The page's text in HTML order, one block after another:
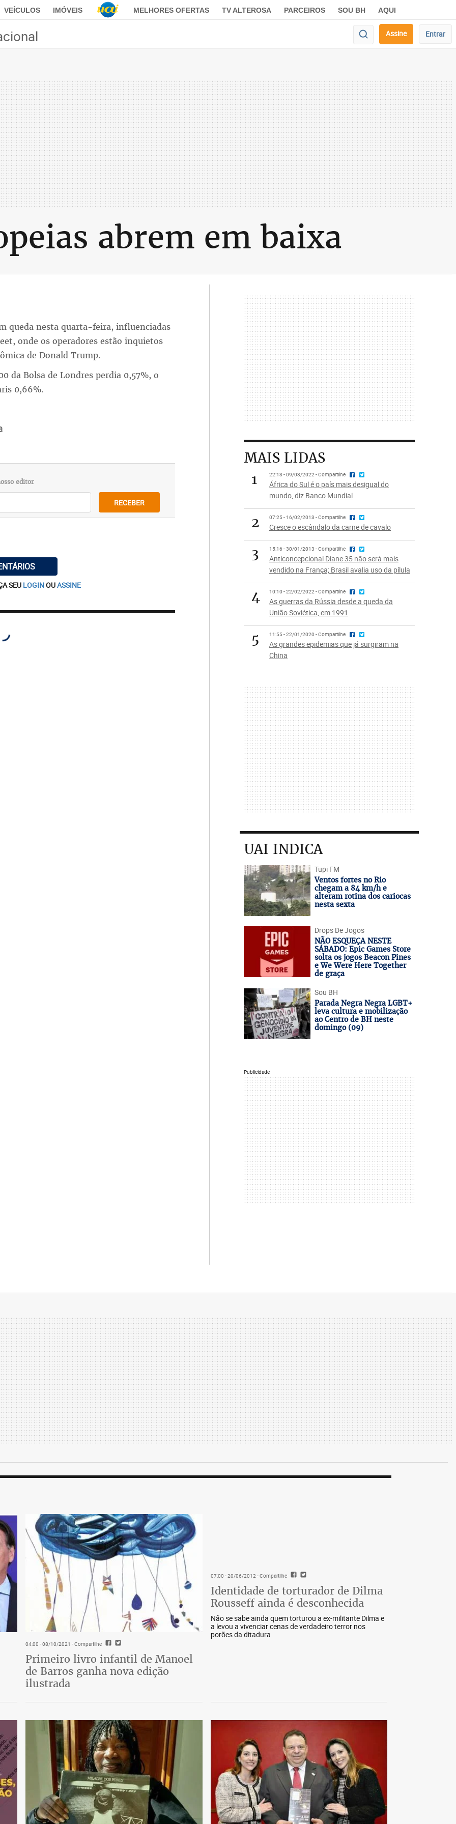
VEÍCULOS IMÓVEIS MELHORES OFERTAS TV ALTEROSA PARCEIROS SOU BH AQUI
Assine Entrar
abrem em baixa
queda nesta quarta-feira, influenciadas
onde os operadores estão inquietos
de Donald Trump.
da Bolsa de Londres perdia 0,57%, o
0,66%.
editor
RECEBER
SEU LOGINOUASSINE
MAIS LIDAS
1
22:13 - 09/03/2022 - Compartilhe
África do Sul é o país mais desigual do
mundo, diz Banco Mundial
2 07:25 - 16/02/2013 - Compartilhe
Cresce o escândalo da carne de cavalo
3 15:16 - 30/01/2013 - Compartilhe
Anticoncepcional Diane 35 não será mais
vendido na França; Brasil avalia uso da pílula
4 10:10 - 22/02/2022 - Compartilhe
As guerras da Rússia desde a queda da
União Soviética, em 1991
5 11:55 - 22/01/2020 - Compartilhe
As grandes epidemias que já surgiram na
China
UAI INDICA
Tupi FM
Ventos fortes no Rio
chegam a 84 km/h e
alteram rotina dos cariocas
nesta sexta
Drops De Jogos
NÃO ESQUEÇA NESTE
SÁBADO: Epic Games Store
solta os jogos Beacon Pines
e We Were Here Together
de graça
Sou BH
Parada Negra Negra LGBT+
leva cultura e mobilização
ao Centro de BH neste
domingo (09)
Publicidade
04:00 - 08/10/2021 - Compartilhe
Primeiro livro infantil de Manoel
de Barros ganha nova edição
ilustrada
07:00 - 20/06/2012- Compartilhe
Identidade de torturador de Dilma
Rousseff ainda é desconhecida
Não se sabe ainda quem torturou a ex-militante Dilma e
a levou a vivenciar cenas de verdadeiro terror nos
porões da ditadura